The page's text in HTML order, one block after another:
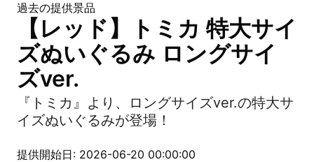
過去の提供景品
【レッド】トミカ 特大サイ
ズぬいぐるみ ロングサイ
ズver.
『トミカ』より、ロングサイズver.の特大サ
イズぬいぐるみが登場！
提供開始日: 2026-06-20 00:00:00